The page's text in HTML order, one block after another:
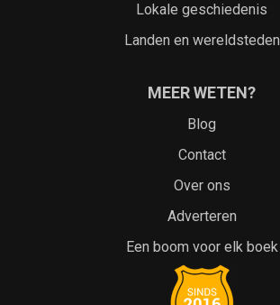
Lokale geschiedenis
Landen en wereldsteden
MEER WETEN?
Blog
Contact
Over ons
Adverteren
Een boom voor elk boek